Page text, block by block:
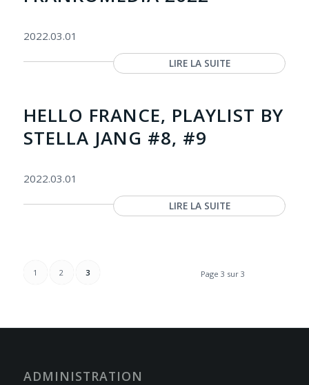
2022.03.01
LIRE LA SUITE
HELLO FRANCE, PLAYLIST BY
STELLA JANG #8, #9
2022.03.01
LIRE LA SUITE
Page 3 sur 3
1 2 3
ADMINISTRATION